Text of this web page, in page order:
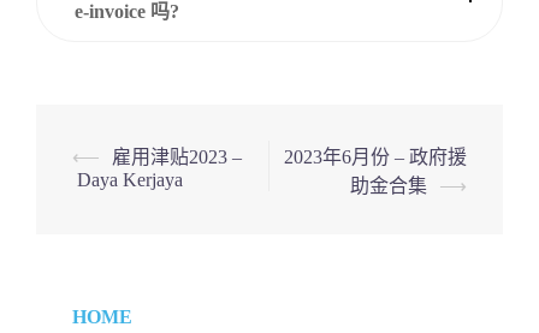
e-invoice 吗?
Post
navigation
⟵
雇用津贴2023 –
Daya Kerjaya
2023年6月份 – 政府援
助金合集
⟶
HOME